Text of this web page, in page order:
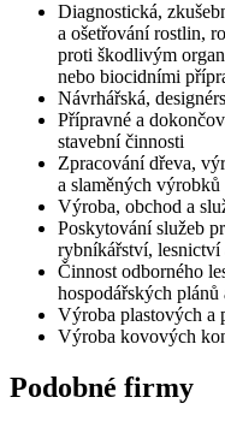
Diagnostická,
a ošetřování rostlin,
proti škodlivým
nebo biocidními
Návrhářská,
Přípravné a
stavební činnosti
Zpracování dřeva,
a slaměných výrobků
Výroba, obchod a
Poskytování služeb
rybníkářství, lesnictví
Činnost odborného
hospodářských plánů
Výroba plastových a
Výroba kovových
Podobné firmy